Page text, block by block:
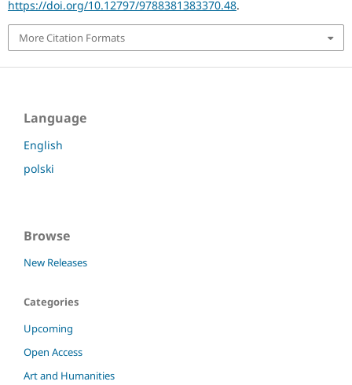
https://doi.org/10.12797/9788381383370.48.
More Citation Formats
Language
English
polski
Browse
New Releases
Categories
Upcoming
Open Access
Art and Humanities